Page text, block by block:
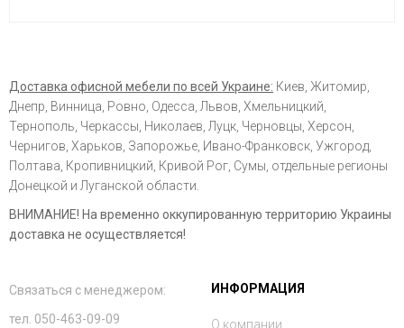
Доставка офисной мебели по всей Украине: Киев, Житомир,
Днепр, Винница, Ровно, Одесса, Львов, Хмельницкий,
Тернополь, Черкассы, Николаев, Луцк, Черновцы, Херсон,
Чернигов, Харьков, Запорожье, Ивано-Франковск, Ужгород,
Полтава, Кропивницкий, Кривой Рог, Сумы, отдельные регионы
Донецкой и Луганской области.
ВНИМАНИЕ! На временно оккупированную территорию Украины
доставка не осуществляется!
Связаться с менеджером:
тел. 050-463-09-09
ИНФОРМАЦИЯ
О компании